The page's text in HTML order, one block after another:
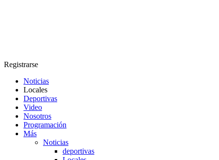
Registrarse
Noticias
Locales
Deportivas
Video
Nosotros
Programación
Más
Noticias
deportivas